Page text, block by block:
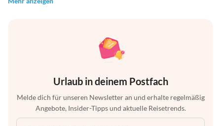
Urlaub in deinem Postfach
Melde dich für unseren Newsletter an und erhalte regelmäßig
Angebote, Insider-Tipps und aktuelle Reisetrends.